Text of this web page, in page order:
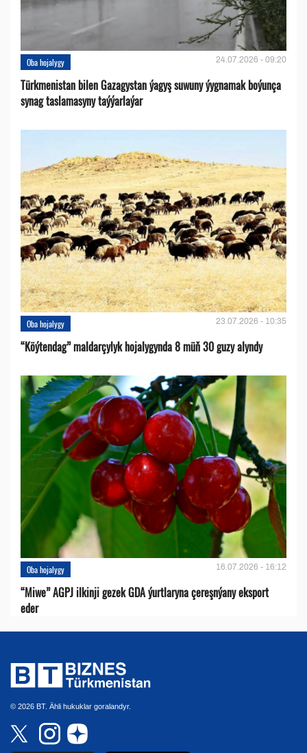
Oba hojalygy 24.07.2026 - 09:20
Türkmenistan bilen Gazagystan ýagyş suwuny ýygnamak boýunça
synag taslamasyny taýýarlaýar
Oba hojalygy 23.07.2026 - 10:35
“Köýtendag” maldarçylyk hojalygynda 8 müň 30 guzy alyndy
Oba hojalygy 16.07.2026 - 16:12
“Miwe” AGPJ ilkinji gezek GDA ýurtlaryna çereşnýany eksport
eder
© 2026 BT. Ähli hukuklar goralandyr.